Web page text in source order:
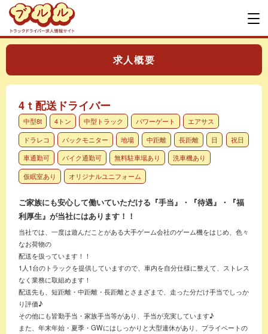
求人概要
4ｔ配送ドライバー
中型8t 4トン 中型トラック パワーゲート
エアサス
ドラレコ
バックモニター 地場 中距離 長距離 日
祝日
車通勤可
バイク通勤可 無料駐車場あり
洗車機あり
仮眠室あり
オリジナルユニフォーム
ご家族にも安心して働いていただける『手当』・『待遇』・『福
利厚生』が当社にはあります！！
当社では、一度は遊んだことがある大手ゲーム会社のゲーム機をはじめ、色々
なお荷物の
配送を扱っています！！
1人1台のトラックを提供していますので、車内を自分仕様に整えて、ストレス
なく業務に取組めます！
配送先も、短距離・中距離・長距離とさまざまで、走った分だけ手当でしっか
り評価♪
その他にも皆勤手当・家族手当等があり、手当が充実しています♪
また、年末年始・夏季・GWにはしっかりと大型連休があり、プライベートの